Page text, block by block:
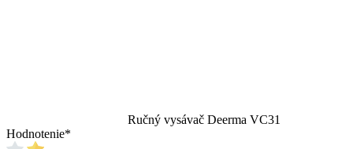
Ručný vysávač Deerma VC31
Hodnotenie*